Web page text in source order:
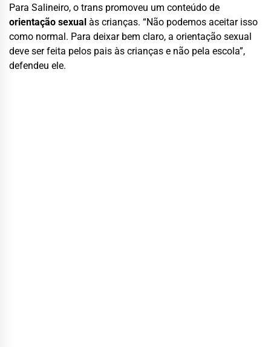
Para Salineiro, o trans promoveu um conteúdo de
orientação sexual às crianças. “Não podemos aceitar isso
como normal. Para deixar bem claro, a orientação sexual
deve ser feita pelos pais às crianças e não pela escola”,
defendeu ele.